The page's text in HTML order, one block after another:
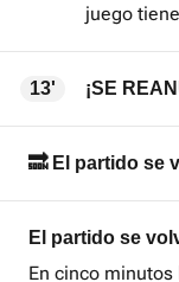
juego
13' ¡SE
🔜 El partido se
El partido se
En cinco